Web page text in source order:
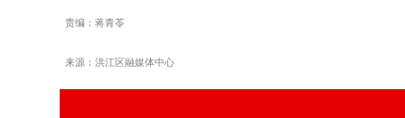
责编：蒋青苓
来源：洪江区融媒体中心